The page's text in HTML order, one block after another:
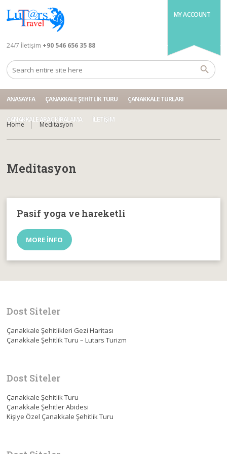
MY ACCOUNT
24/7 İletişim +90 546 656 35 88
ANASAYFA ÇANAKKALE ŞEHITLIK TURU ÇANAKKALE TURLARI
ÇANAKKALE ARAÇ KIRALAMA İLETIŞIM
Home Meditasyon
Meditasyon
Pasif yoga ve hareketli
MORE INFO
Dost Siteler
Çanakkale Şehitlikleri Gezi Haritası
Çanakkale Şehitlik Turu – Lutars Turizm
Dost Siteler
Çanakkale Şehitlik Turu
Çanakkale Şehitler Abidesi
Kişiye Özel Çanakkale Şehitlik Turu